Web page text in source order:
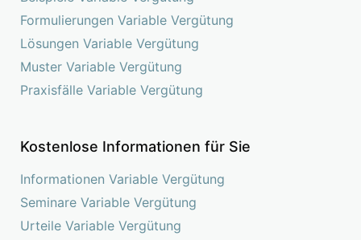
Formulierungen Variable Vergütung
Lösungen Variable Vergütung
Muster Variable Vergütung
Praxisfälle Variable Vergütung
Kostenlose Informationen für Sie
Informationen Variable Vergütung
Seminare Variable Vergütung
Urteile Variable Vergütung